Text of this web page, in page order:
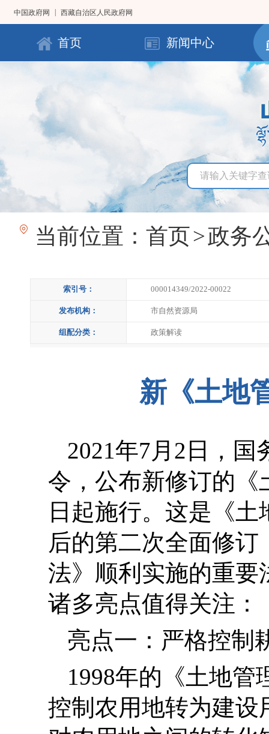
中国政府网 西藏自治区人民政府网
首页 新闻中心
当前位置： 首页>政务
索引号： 000014349/2022-00022
发布机构： 市自然资源局
组配分类： 政策解读
新《土地
2021年7月2日，国
令，公布新修订的《
日起施行。这是《
后的第二次全面修
法》顺利实施的重要
诸多亮点值得关注：
亮点一：严格控制
1998年的《土地
控制农用地转为建设